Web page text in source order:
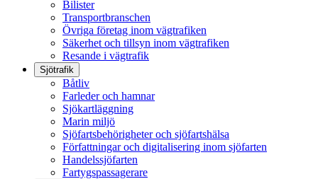
Bilister
Transportbranschen
Övriga företag inom vägtrafiken
Säkerhet och tillsyn inom vägtrafiken
Resande i vägtrafik
Sjötrafik
Båtliv
Farleder och hamnar
Sjökartläggning
Marin miljö
Sjöfartsbehörigheter och sjöfartshälsa
Författningar och digitalisering inom sjöfarten
Handelssjöfarten
Fartygspassagerare